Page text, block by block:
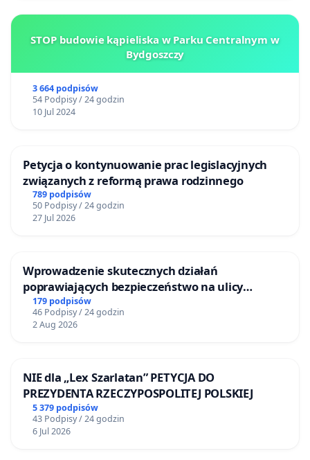
STOP budowie kąpieliska w Parku Centralnym w
Bydgoszczy
3 664 podpisów
54 Podpisy / 24 godzin
10 Jul 2024
Petycja o kontynuowanie prac legislacyjnych
związanych z reformą prawa rodzinnego
789 podpisów
50 Podpisy / 24 godzin
27 Jul 2026
Wprowadzenie skutecznych działań
poprawiających bezpieczeństwo na ulicy
Żeromskiego w Otwocku
179 podpisów
46 Podpisy / 24 godzin
2 Aug 2026
NIE dla „Lex Szarlatan” PETYCJA DO
PREZYDENTA RZECZYPOSPOLITEJ POLSKIEJ
5 379 podpisów
43 Podpisy / 24 godzin
6 Jul 2026